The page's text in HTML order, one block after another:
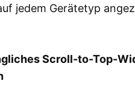
jedem Gerätetyp
Scroll-to-Top-